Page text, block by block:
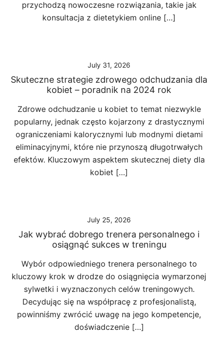
przychodzą nowoczesne rozwiązania, takie jak
konsultacja z dietetykiem online […]
July 31, 2026
Skuteczne strategie zdrowego odchudzania dla
kobiet – poradnik na 2024 rok
Zdrowe odchudzanie u kobiet to temat niezwykle
popularny, jednak często kojarzony z drastycznymi
ograniczeniami kalorycznymi lub modnymi dietami
eliminacyjnymi, które nie przynoszą długotrwałych
efektów. Kluczowym aspektem skutecznej diety dla
kobiet […]
July 25, 2026
Jak wybrać dobrego trenera personalnego i
osiągnąć sukces w treningu
Wybór odpowiedniego trenera personalnego to
kluczowy krok w drodze do osiągnięcia wymarzonej
sylwetki i wyznaczonych celów treningowych.
Decydując się na współpracę z profesjonalistą,
powinniśmy zwrócić uwagę na jego kompetencje,
doświadczenie […]